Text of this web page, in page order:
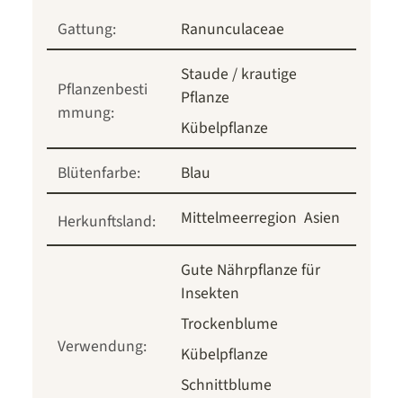
Gattung: Ranunculaceae
Pflanzenbesti
mmung:
Staude / krautige
Pflanze
Kübelpflanze
Blütenfarbe:
Blau
Herkunftsland: Mittelmeerregion Asien
Verwendung:
Gute Nährpflanze für
Insekten
Trockenblume
Kübelpflanze
Schnittblume